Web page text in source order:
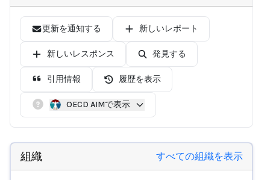
更新を通知する 新しいレポート
新しいレスポンス 発見する
引用情報 履歴を表示
OECD AIMで表示
組織 すべての組織を表示